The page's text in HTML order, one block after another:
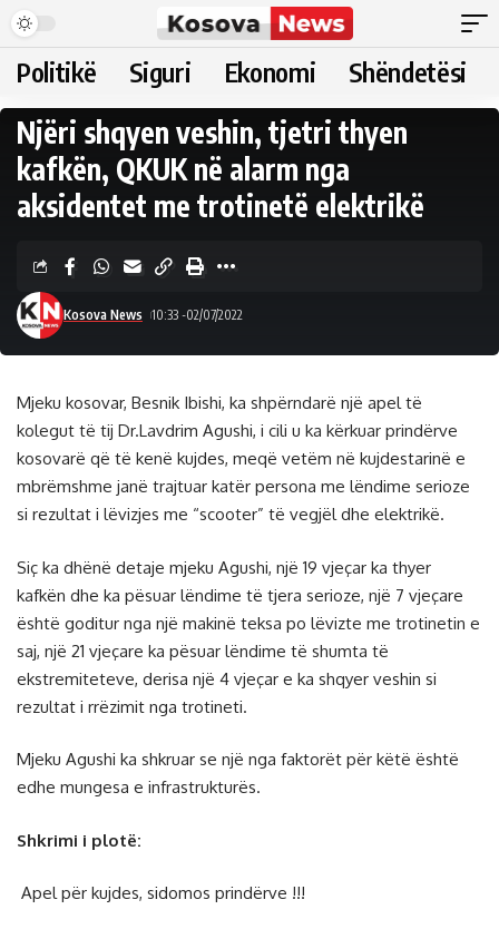
Politikë Siguri Ekonomi Shëndetësi
Njëri shqyen veshin, tjetri thyen
kafkën, QKUK në alarm nga
aksidentet me trotinetë elektrikë
Kosova News 10:33 -02/07/2022
Mjeku kosovar, Besnik Ibishi, ka shpërndarë një apel të
kolegut të tij Dr.Lavdrim Agushi, i cili u ka kërkuar prindërve
kosovarë që të kenë kujdes, meqë vetëm në kujdestarinë e
mbrëmshme janë trajtuar katër persona me lëndime serioze
si rezultat i lëvizjes me “scooter” të vegjël dhe elektrikë.
Siç ka dhënë detaje mjeku Agushi, një 19 vjeçar ka thyer
kafkën dhe ka pësuar lëndime të tjera serioze, një 7 vjeçare
është goditur nga një makinë teksa po lëvizte me trotinetin e
saj, një 21 vjeçare ka pësuar lëndime të shumta të
ekstremiteteve, derisa një 4 vjeçar e ka shqyer veshin si
rezultat i rrëzimit nga trotineti.
Mjeku Agushi ka shkruar se një nga faktorët për këtë është
edhe mungesa e infrastrukturës.
Shkrimi i plotë:
Apel për kujdes, sidomos prindërve !!!